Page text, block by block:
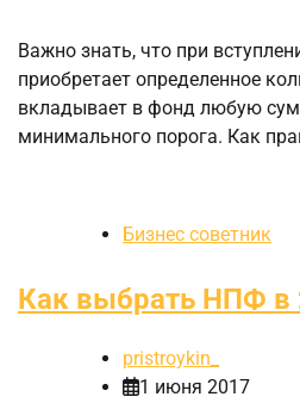
Важно знать, что при
приобретает определенное
вкладывает в фонд любую
минимального порога. Как
Бизнес советник
Как выбрать НПФ в
pristroykin_
1 июня 2017